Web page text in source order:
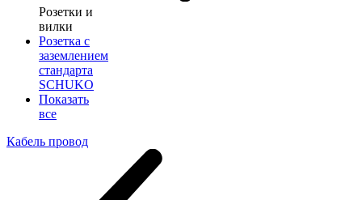
Розетки и
вилки
Розетка с
заземлением
стандарта
SCHUKO
Показать
все
Кабель провод